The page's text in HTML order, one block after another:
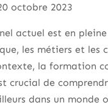
octobre 2023
actuel est en
les métiers et les
la formation
crucial de
dans un